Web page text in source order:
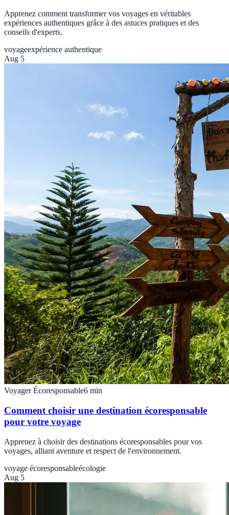
Apprenez comment transformer vos voyages en véritables
expériences authentiques grâce à des astuces pratiques et des
conseils d'experts.
voyageexpérience authentique
Aug 5
Voyager Écoresponsable6 min
Comment choisir une destination écoresponsable
pour votre voyage
Apprenez à choisir des destinations écoresponsables pour vos
voyages, alliant aventure et respect de l'environnement.
voyage écoresponsableécologie
Aug 5